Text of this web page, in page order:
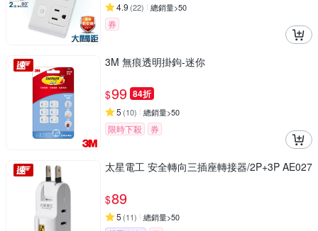
4.9 (22) 總銷量>50
券
3M 無痕透明掛鉤-迷你
$99 84折
5 (10) 總銷量>50
限時下殺 券
太星電工 安全轉向三插座轉接器/2P+3P AE027
$89
5 (11) 總銷量>50